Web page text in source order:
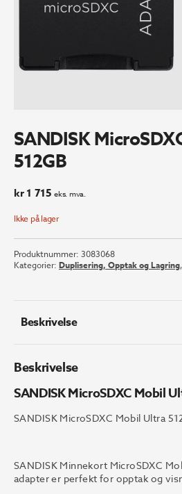
SANDISK
512GB
kr1 715 eks. mva.
Ikke på lager
Produktnummer: 3083068
Kategorier: Duplisering, Opptak og Lagring,
Beskrivelse
Beskrivelse
SANDISK MicroSDXC Mobil
SANDISK MicroSDXC Mobil Ultra
SANDISK Minnekort MicroSDXC
adapter er perfekt for opptak og